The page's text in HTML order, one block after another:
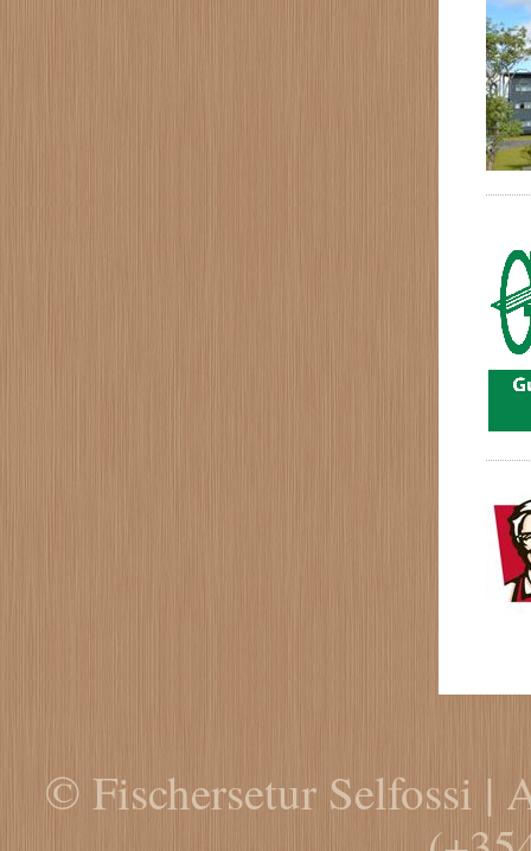
© Fischersetur Selfossi |